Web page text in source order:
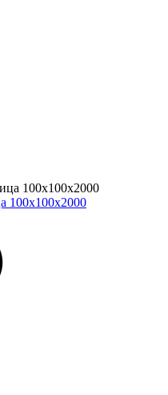
100х100х2000